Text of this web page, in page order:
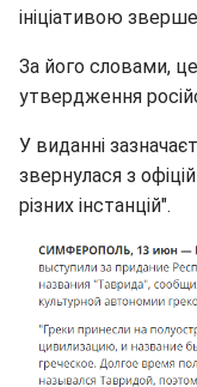
ініціативою
За його словами,
утвердження
У виданні
звернулася з
різних інстанцій".